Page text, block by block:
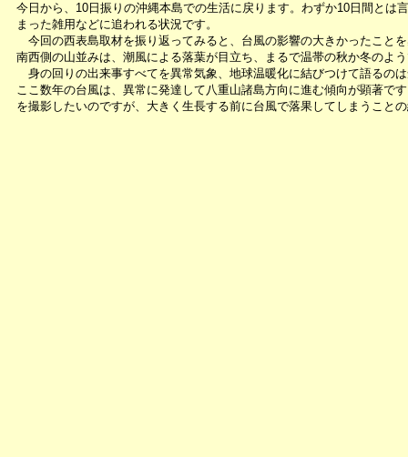
今日から、10日振りの沖縄本島での生活に戻ります。わずか10日間とは
まった雑用などに追われる状況です。
今回の西表島取材を振り返ってみると、台風の影響の大きかったこと
南西側の山並みは、潮風による落葉が目立ち、まるで温帯の秋か冬のよ
身の回りの出来事すべてを異常気象、地球温暖化に結びつけて語るの
ここ数年の台風は、異常に発達して八重山諸島方向に進む傾向が顕著で
を撮影したいのですが、大きく生長する前に台風で落果してしまうこと